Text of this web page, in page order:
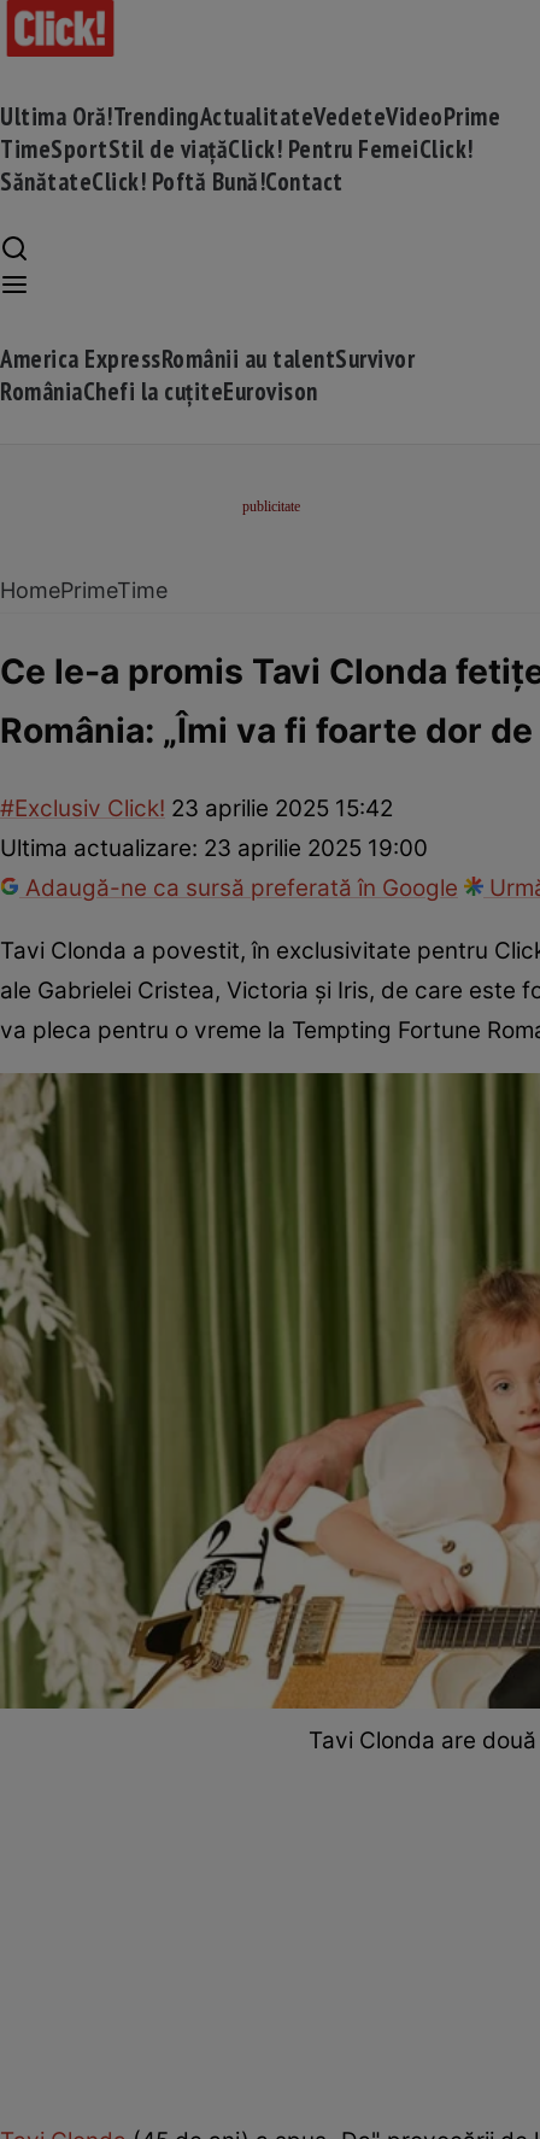
Ultima Oră!TrendingActualitateVedeteVideoPrime
TimeSportStil de viațăClick! Pentru FemeiClick!
SănătateClick! Poftă Bună!Contact
America ExpressRomânii au talentSurvivor
RomâniaChefi la cuțiteEurovison
HomePrimeTime
Ce le-a promis Tavi Clonda
România: „Îmi va fi foarte dor de
#Exclusiv Click! 23 aprilie 2025 15:42
Ultima actualizare: 23 aprilie 2025 19:00
Adaugă-ne ca sursă preferată în Google
Tavi Clonda a povestit, în exclusivitate pentru
ale Gabrielei Cristea, Victoria și Iris, de care
va pleca pentru o vreme la Tempting Fortune
Tavi Clonda are